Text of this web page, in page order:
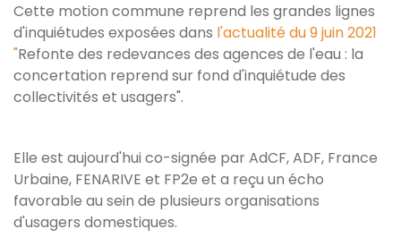
Cette motion commune reprend les grandes lignes
d'inquiétudes exposées dans l'actualité du 9 juin 2021
"Refonte des redevances des agences de l'eau : la
concertation reprend sur fond d'inquiétude des
collectivités et usagers".
Elle est aujourd'hui co-signée par AdCF, ADF, France
Urbaine, FENARIVE et FP2e et a reçu un écho
favorable au sein de plusieurs organisations
d'usagers domestiques.